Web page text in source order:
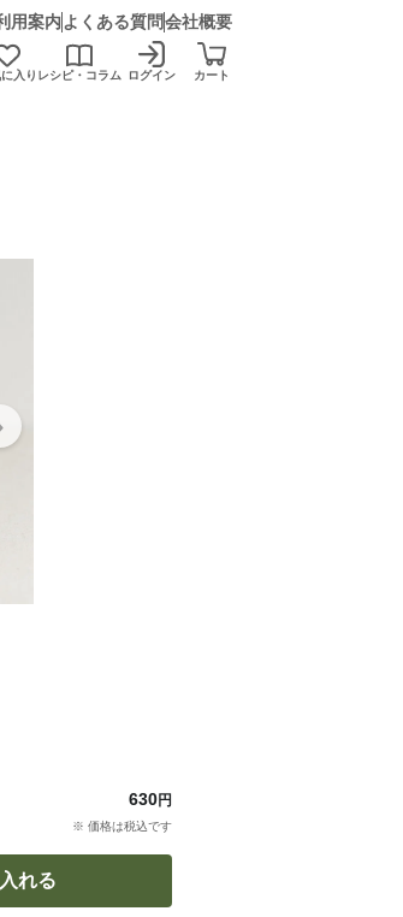
用案内 よくある質問会社概要
入り レシピ・コラム ログイン カート
630円
※ 価格は税込です
れる